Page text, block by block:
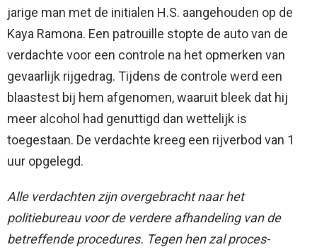
jarige man met de initialen H.S. aangehouden op de
Kaya Ramona. Een patrouille stopte de auto van de
verdachte voor een controle na het opmerken van
gevaarlijk rijgedrag. Tijdens de controle werd een
blaastest bij hem afgenomen, waaruit bleek dat hij
meer alcohol had genuttigd dan wettelijk is
toegestaan. De verdachte kreeg een rijverbod van 1
uur opgelegd.
Alle verdachten zijn overgebracht naar het
politiebureau voor de verdere afhandeling van de
betreffende procedures. Tegen hen zal proces-